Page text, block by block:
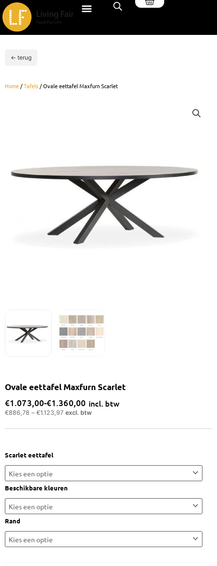
Ga
naar
de
inhoud
← terug
Home /Tafels / Ovale eettafel Maxfurn Scarlet
Ovale eettafel Maxfurn Scarlet
€1.073,00-€1.360,00
Prijsklasse:
€1.073,00
tot
incl. btw
€886,78 – €1.123,97 excl. btw
Scarlet eettafel
Beschikbare kleuren
Rand
Ovale
eettafel
Maxfurn
Scarlet